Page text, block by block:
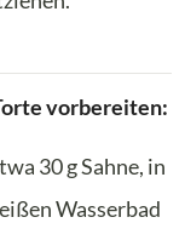
vorbereiten:
30 g Sahne, in
Wasserbad